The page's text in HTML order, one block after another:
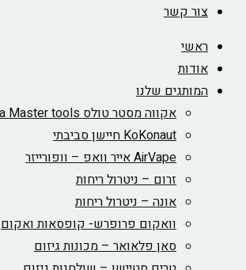
צור קשר
ראשי
אודות
המותגים שלנו
אקווה מסטר טולס Aqua Master tools
KoKonaut חיישן סביבתי
AirVape אייר וואפ – וופורייזר
זרום – ניטרול ריחות
אונה – ניטרול ריחות
וואקום פרופרש- קופסאות ואקום
סאן פלאואר – מכונות גיזום